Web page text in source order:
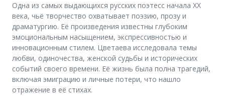
Одна из самых выдающихся русских поэтесс начала XX
века, чьё творчество охватывает поэзию, прозу и
драматургию. Её произведения известны глубоким
эмоциональным насыщением, экспрессивностью и
инновационным стилем. Цветаева исследовала темы
любви, одиночества, женской судьбы и исторических
событий своего времени. Её жизнь была полна трагедий,
включая эмиграцию и личные потери, что нашло
отражение в её стихах.